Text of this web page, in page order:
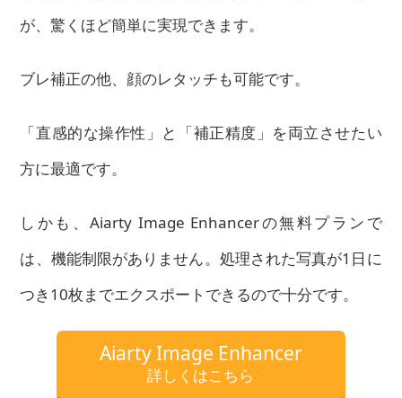
が、驚くほど簡単に実現できます。
ブレ補正の他、顔のレタッチも可能です。
「直感的な操作性」と「補正精度」を両立させたい
方に最適です。
しかも、Aiarty Image Enhancerの無料プランで
は、機能制限がありません。処理された写真が1日に
つき10枚までエクスポートできるので十分です。
Aiarty Image Enhancer
詳しくはこちら